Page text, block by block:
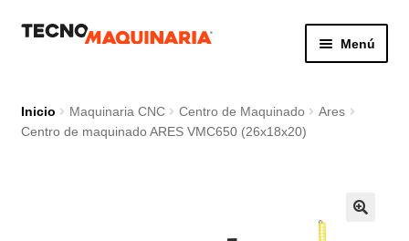
IrIr
Menú
Inicio Maquinaria CNC Centro de Maquinado
Ares
Centro de maquinado ARES VMC650 (26x18x20)